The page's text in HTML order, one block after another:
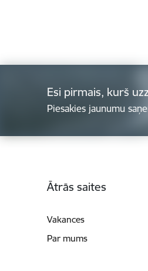
Esi pirmais, kurš
Piesakies jaunumu
Ātrās saites
Vakances
Par mums